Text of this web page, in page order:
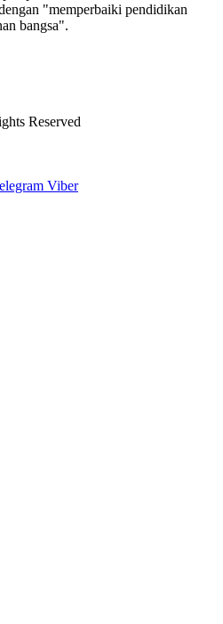
baru dan inovasi dalam
"memperbaiki pendidikan
bangsa".
Reserved